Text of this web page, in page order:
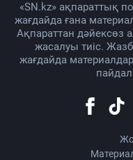
«SN.kz» ақпараттық
жағдайда ғана
Ақпараттан дәйексөз
жасалуы тиіс.
жағдайда